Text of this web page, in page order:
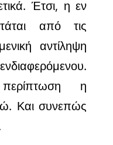
Έτσι, η εν
από τις
αντίληψη
η
Και συνεπώς